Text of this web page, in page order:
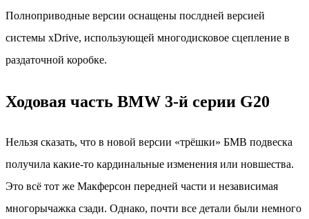
Полноприводные версии оснащены послдней версией
системы xDrive, использующей многодисковое сцепление в
раздаточной коробке.
Ходовая часть BMW 3-й серии G20
Нельзя сказать, что в новой версии «трёшки» БМВ подвеска
получила какие-то кардинальные изменения или новшества.
Это всё тот же Макферсон передней части и независимая
многорычажка сзади. Однако, почти все детали были немного